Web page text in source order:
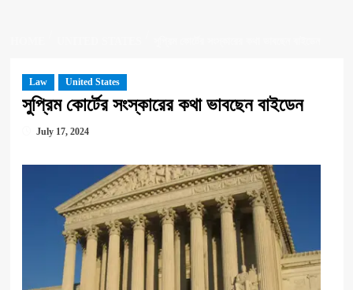
Law United States
সুপ্রিম কোর্টের সংস্কারের কথা ভাবছেন বাইডেন
July 17, 2024